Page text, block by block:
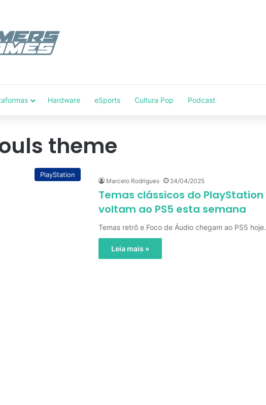
Hardware eSports Cultura Pop Podcast
theme
PlayStation
Marcelo Rodrigues 24/04/2025
Temas clássicos do PlayStation
voltam ao PS5 esta semana
Temas retrô e Foco de Áudio chegam ao PS5 hoje.
Leia mais »